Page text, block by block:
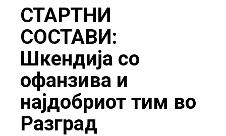
СТАРТНИ
СОСТАВИ:
Шкендија со
офанзива и
најдобриот тим во
Разград